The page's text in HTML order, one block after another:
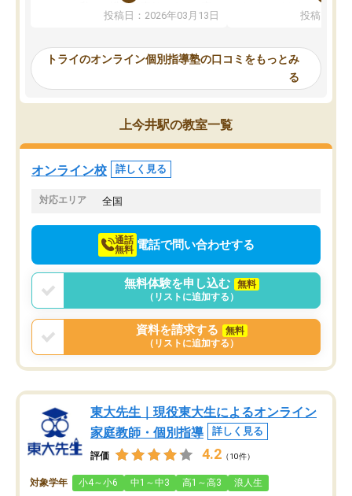
ないのは私たち講師の責任です」と言
ってくださり、確かに！と考えて、思
ったんですが、学生の先生から学ぶこ
み、徐々に成績が上がったらいいなと
思っていました。何が今足りないのか
を的確に指導いただき、子どももびっ
くりするほど楽しんでやる気を持って
塾を受けています。狙い通り、少しず
つ成績も上がり、苦手意識も無くなっ
てきたので、さらに苦手な数学も追加
でお願いしました。来年の高校受験に
投稿日：2026年03月13日
可能なので本当に助か
らないところをピンポイ
頂いて、とてもわかり
していました。一生を
スト、多少お金がかかっ
投稿日：
トライのオンライン個別指導塾の口コミをもっとみ
る
上今井駅の教室一覧
オンライン校 詳しく見る
対応エリア 全国
通話
無料 電話で問い合わせする
無料体験を申し込む
無料
（リストに追加する）
資料を請求する
無料
（リストに追加する）
東大先生｜現役東大生によるオンライン
家庭教師・個別指導
詳しく見る
評価 4.2 （10件）
対象学年 小4～小6 中1～中3 高1～高3 浪人生